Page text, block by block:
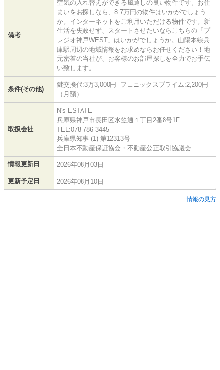
備考
空気の入れ替えができる風通しの良い物件です。お住
まいをお探しなら、8.7万円の物件はいかがでしょう
か。インターネットをご利用いただける物件です。新
生活を失敗せず、スタートさせたいならこちらの「プ
レジオ神戸WEST」はいかがでしょうか。山陽本線兵
庫駅周辺の地域情報をお求めならお任せください！地
元密着の当社が、お客様のお部屋探しを全力でお手伝
い致します。
条件(その他)
鍵交換代:3万3,000円 フェニックスプライム:2,200円
（月額）
取扱会社
N's ESTATE
兵庫県神戸市長田区水笠通１丁目2番8号1F
TEL:078-786-3445
兵庫県知事 (1) 第12313号
全日本不動産保証協会・不動産公正取引協議会
情報更新日 2026年08月03日
更新予定日 2026年08月10日
情報の見方